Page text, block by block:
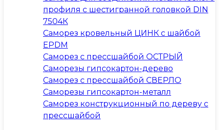
профиля с шестигранной головкой DIN
7504К
Саморез кровельный ЦИНК с шайбой
EPDM
Саморез с прессшайбой ОСТРЫЙ
Саморезы гипсокартон-дерево
Саморез с прессшайбой СВЕРЛО
Саморезы гипсокартон-металл
Саморез конструкционный по дереву с
прессшайбой